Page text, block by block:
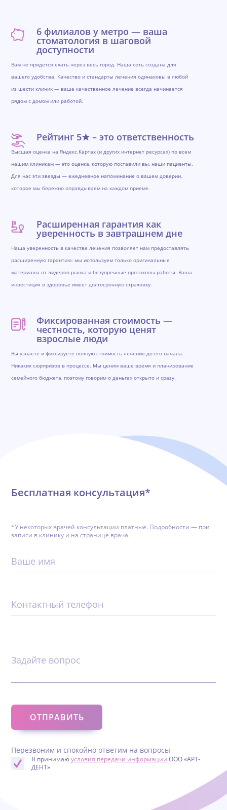
6 филиалов у метро — ваша
стоматология в шаговой
доступности
Вам не придется ехать через весь город. Наша сеть создана для
вашего удобства. Качество и стандарты лечения одинаковы в любой
из шести клиник — ваше качественное лечение всегда начинается
рядом с домом или работой.
Рейтинг 5★ – это ответственность
Высшая оценка на Яндекс.Картах (и других интернет ресурсах) по всем
нашим клиникам — это оценка, которую поставили вы, наши пациенты.
Для нас эти звезды — ежедневное напоминание о вашем доверии,
которое мы бережно оправдываем на каждом приеме.
Расширенная гарантия как
уверенность в завтрашнем дне
Наша уверенность в качестве лечения позволяет нам предоставлять
расширенную гарантию: мы используем только оригинальные
материалы от лидеров рынка и безупречные протоколы работы. Ваша
инвестиция в здоровье имеет долгосрочную страховку.
Фиксированная стоимость —
честность, которую ценят
взрослые люди
Вы узнаете и фиксируете полную стоимость лечения до его начала.
Никаких сюрпризов в процессе. Мы ценим ваше время и планирование
семейного бюджета, поэтому говорим о деньгах открыто и сразу.
Бесплатная консультация*
*У некоторых врачей консультации платные. Подробности — при
записи в клинику и на странице врача.
Ваше имя
Контактный телефон
Задайте вопрос
Перезвоним и спокойно ответим на вопросы
Я принимаюусловия передачи информации ООО «АРТ-
ДЕНТ»